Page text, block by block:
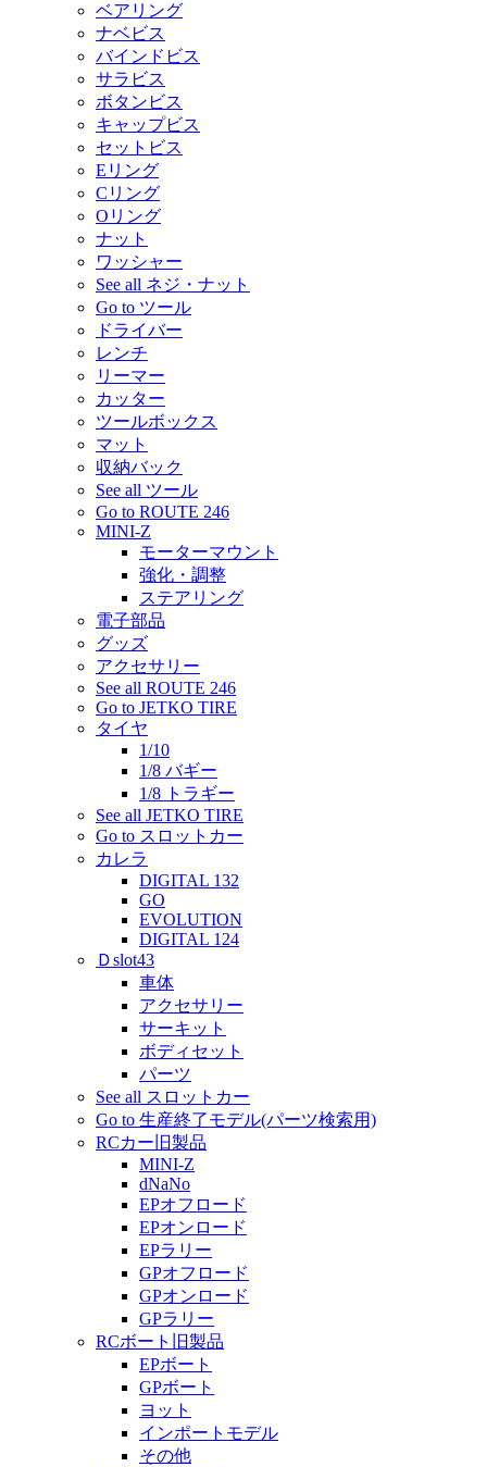
ベアリング
ナベビス
バインドビス
サラビス
ボタンビス
キャップビス
セットビス
Eリング
Cリング
Oリング
ナット
ワッシャー
See all ネジ・ナット
Go to ツール
ドライバー
レンチ
リーマー
カッター
ツールボックス
マット
収納バック
See all ツール
Go to ROUTE 246
MINI-Z
モーターマウント
強化・調整
ステアリング
電子部品
グッズ
アクセサリー
See all ROUTE 246
Go to JETKO TIRE
タイヤ
1/10
1/8 バギー
1/8 トラギー
See all JETKO TIRE
Go to スロットカー
カレラ
DIGITAL 132
GO
EVOLUTION
DIGITAL 124
Ｄslot43
車体
アクセサリー
サーキット
ボディセット
パーツ
See all スロットカー
Go to 生産終了モデル(パーツ検索用)
RCカー旧製品
MINI-Z
dNaNo
EPオフロード
EPオンロード
EPラリー
GPオフロード
GPオンロード
GPラリー
RCボート旧製品
EPボート
GPボート
ヨット
インポートモデル
その他